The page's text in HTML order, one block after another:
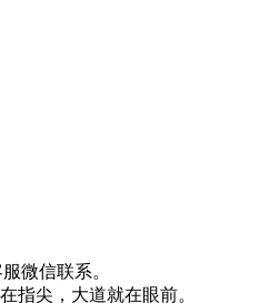
微信联系。
指尖，大道就在眼前。